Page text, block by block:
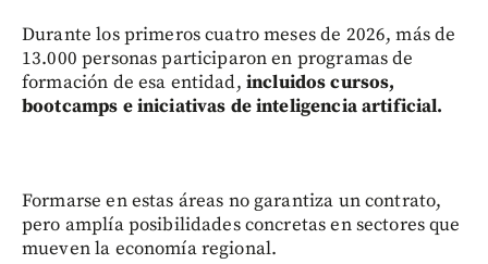
Durante los primeros cuatro meses de 2026, más de
13.000 personas participaron en programas de
formación de esa entidad, incluidos cursos,
bootcamps e iniciativas de inteligencia artificial.
Formarse en estas áreas no garantiza un contrato,
pero amplía posibilidades concretas en sectores que
mueven la economía regional.